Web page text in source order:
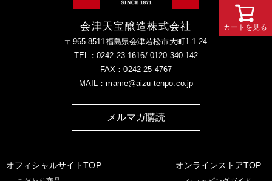
カートを見る
会津天宝醸造株式会社
〒965-8511福島県会津若松市大町1-1-24
TEL：0242-23-1616/ 0120-340-142
FAX：0242-25-4767
MAIL：mame@aizu-tenpo.co.jp
メルマガ購読
オフィシャルサイトTOP オンラインストアTOP
カートを見る